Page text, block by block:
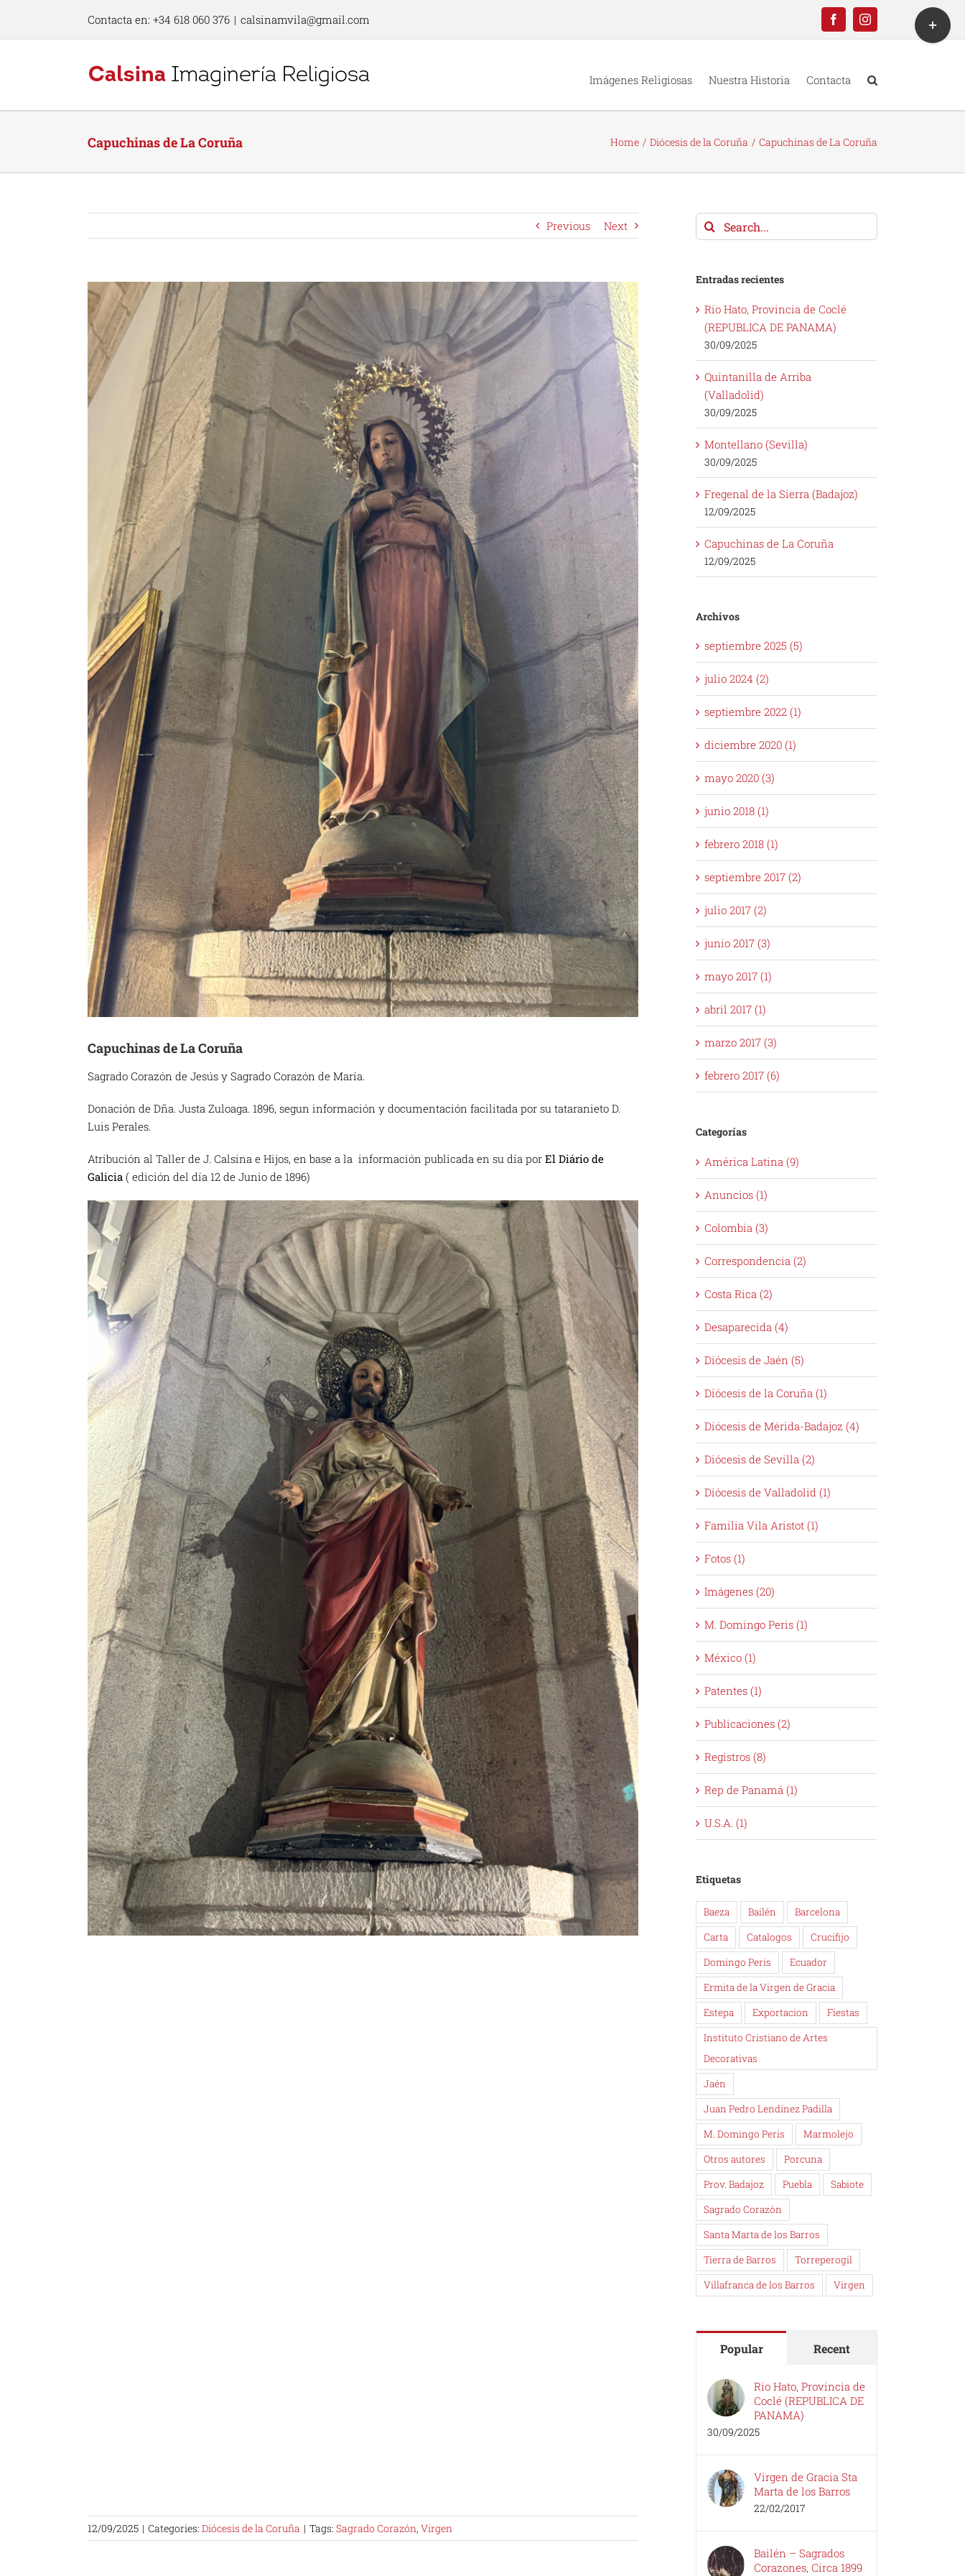
content
Contacta en: +34 618 060 376 | calsinamvila@gmail.com FacebookInstagram
Imágenes Religiosas Nuestra Historia Contacta
Capuchinas de La Coruña Home Diócesis de la Coruña Capuchinas de La Coruña
Previous Next
View
Larger
Image
Capuchinas de La Coruña
Sagrado Corazón de Jesús y Sagrado Corazón de María.
Donación de Dña. Justa Zuloaga. 1896, segun información y documentación facilitada por su tataranieto D.
Luis Perales.
Atribución al Taller de J. Calsina e Hijos, en base a la información publicada en su día por El Diário de
Galicia ( edición del día 12 de Junio de 1896)
Search
for:
Entradas recientes
Rio Hato, Provincia de Coclé
(REPUBLICA DE PANAMA)
30/09/2025
Quintanilla de Arriba
(Valladolid)
30/09/2025
Montellano (Sevilla)
30/09/2025
Fregenal de la Sierra (Badajoz)
12/09/2025
Capuchinas de La Coruña
12/09/2025
Archivos
septiembre 2025 (5)
julio 2024 (2)
septiembre 2022 (1)
diciembre 2020 (1)
mayo 2020 (3)
junio 2018 (1)
febrero 2018 (1)
septiembre 2017 (2)
julio 2017 (2)
junio 2017 (3)
mayo 2017 (1)
abril 2017 (1)
marzo 2017 (3)
febrero 2017 (6)
Categorías
América Latina (9)
Anuncios (1)
Colombia (3)
Correspondencia (2)
Costa Rica (2)
Desaparecida (4)
Diócesis de Jaén (5)
Diócesis de la Coruña (1)
Diócesis de Mérida-Badajoz (4)
Diócesis de Sevilla (2)
Diócesis de Valladolid (1)
Familia Vila Aristot (1)
Fotos (1)
Imágenes (20)
M. Domingo Peris (1)
México (1)
Patentes (1)
Publicaciones (2)
Registros (8)
Rep de Panamá (1)
U.S.A. (1)
Etiquetas
Baeza Bailén
Barcelona
Carta
Catalogos
Crucifijo
Domingo Peris
Ecuador
Ermita de la Virgen de Gracia
Estepa
Exportacion
Fiestas
Instituto Cristiano de Artes
Decorativas
Jaén
Juan Pedro Lendínez Padilla
M. Domingo Peris
Marmolejo
Otros autores
Porcuna
Prov. Badajoz
Puebla
Sabiote
Sagrado Corazón
Santa Marta de los Barros
Tierra de Barros
Torreperogil
Villafranca de los Barros
Virgen
Popular Recent
Rio Hato, Provincia de
Coclé (REPUBLICA DE
PANAMA)
30/09/2025
Virgen de Gracia Sta
Marta de los Barros
22/02/2017
Bailén – Sagrados
Corazones, Circa 1899
Toggle
Sliding